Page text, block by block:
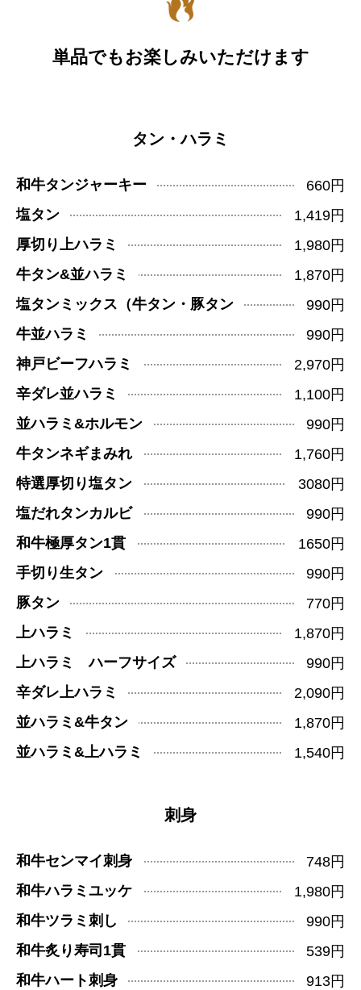
単品でもお楽しみいただけます
タン・ハラミ
和牛タンジャーキー
660円
塩タン
1,419円
厚切り上ハラミ
1,980円
牛タン&並ハラミ
1,870円
塩タンミックス（牛タン・豚タン
990円
牛並ハラミ
990円
神戸ビーフハラミ
2,970円
辛ダレ並ハラミ
1,100円
並ハラミ&ホルモン
990円
牛タンネギまみれ
1,760円
特選厚切り塩タン
3080円
塩だれタンカルビ
990円
和牛極厚タン1貫
1650円
手切り生タン
990円
豚タン
770円
上ハラミ
1,870円
上ハラミ ハーフサイズ
990円
辛ダレ上ハラミ
2,090円
並ハラミ&牛タン
1,870円
並ハラミ&上ハラミ
1,540円
刺身
和牛センマイ刺身
748円
和牛ハラミユッケ
1,980円
和牛ツラミ刺し
990円
和牛炙り寿司1貫
539円
和牛ハート刺身
913円